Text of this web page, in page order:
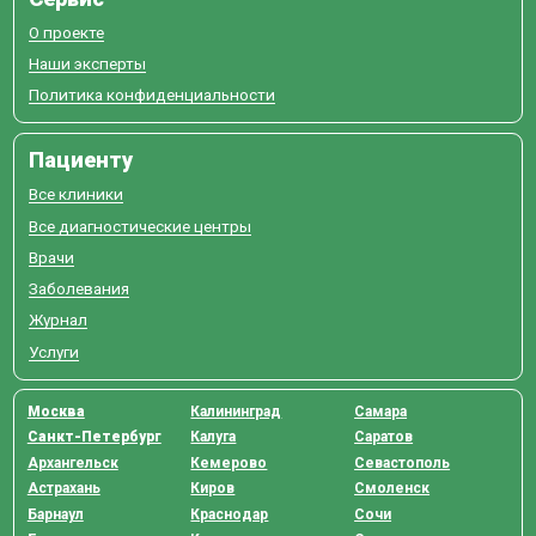
О проекте
Наши эксперты
Политика конфиденциальности
Пациенту
Все клиники
Все диагностические центры
Врачи
Заболевания
Журнал
Услуги
Москва
Санкт-Петербург
Архангельск
Астрахань
Барнаул
Калининград
Калуга
Кемерово
Киров
Краснодар
Самара
Саратов
Севастополь
Смоленск
Сочи